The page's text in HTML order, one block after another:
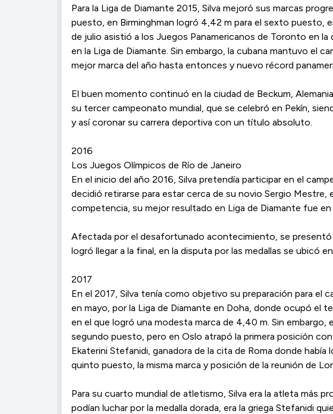
Para la Liga de Diamante 2015, Silva mejoró sus marcas
puesto, en Birminghman logró 4,42 m para el sexto puesto,
de julio asistió a los Juegos Panamericanos de Toronto en
en la Liga de Diamante. Sin embargo, la cubana mantuvo el
mejor marca del año hasta entonces y nuevo récord
El buen momento continuó en la ciudad de Beckum,
su tercer campeonato mundial, que se celebró en Pekín,
y así coronar su carrera deportiva con un título absoluto.
2016
Los Juegos Olímpicos de Río de Janeiro
En el inicio del año 2016, Silva pretendía participar en el
decidió retirarse para estar cerca de su novio Sergio
competencia, su mejor resultado en Liga de Diamante fue
Afectada por el desafortunado acontecimiento, se presentó
logró llegar a la final, en la disputa por las medallas se ubicó
2017
En el 2017, Silva tenía como objetivo su preparación para el
en mayo, por la Liga de Diamante en Doha, donde ocupó
en el que logró una modesta marca de 4,40 m. ​Sin
segundo puesto, pero en Oslo atrapó la primera posición
Ekaterini Stefanidi, ganadora de la cita de Roma donde
quinto puesto, la misma marca y posición de la reunión de
Para su cuarto mundial de atletismo, Silva era la atleta más
podían luchar por la medalla dorada, era la griega Stefanidi